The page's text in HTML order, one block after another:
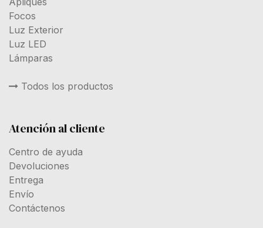
Focos
Luz Exterior
Luz LED
Lámparas
Todos los productos
Atención al cliente
Centro de ayuda
Devoluciones
Entrega
Envío
Contáctenos